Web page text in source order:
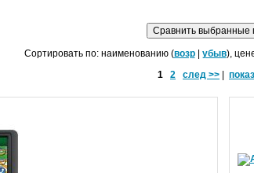
Сортировать по: наименованию (возр| убыв),
1
2 след >> |